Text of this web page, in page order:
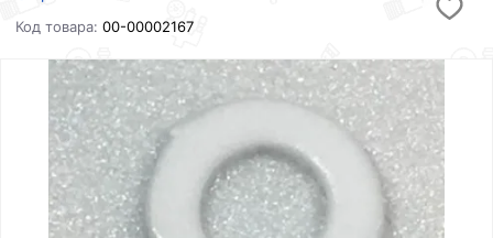
Код товара:00-00002167